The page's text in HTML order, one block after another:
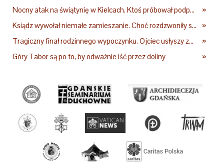
»
Nocny atak na świątynię w Kielcach. Ktoś próbował podpalić kościół
»
Ksiądz wywołał niemałe zamieszanie. Choć rozdzwoniły się telefony z całego kraju, przyznał, że niczego nie żałuje
»
Tragiczny finał rodzinnego wypoczynku. Ojciec usłyszy zarzuty
»
Góry Tabor są po to, by odważnie iść przez doliny